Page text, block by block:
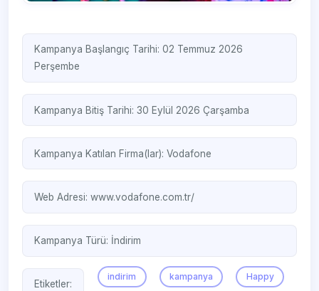
Kampanya Başlangıç Tarihi: 02 Temmuz 2026
Perşembe
Kampanya Bitiş Tarihi: 30 Eylül 2026 Çarşamba
Kampanya Katılan Firma(lar):Vodafone
Web Adresi:www.vodafone.com.tr/ ‎
Kampanya Türü: İndirim
Etiketler:
indirim kampanya Happy